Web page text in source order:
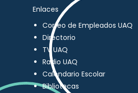
Enlaces
Correo de Empleados UAQ
Directorio
TV UAQ
Radio UAQ
Calendario Escolar
Bibliotecas